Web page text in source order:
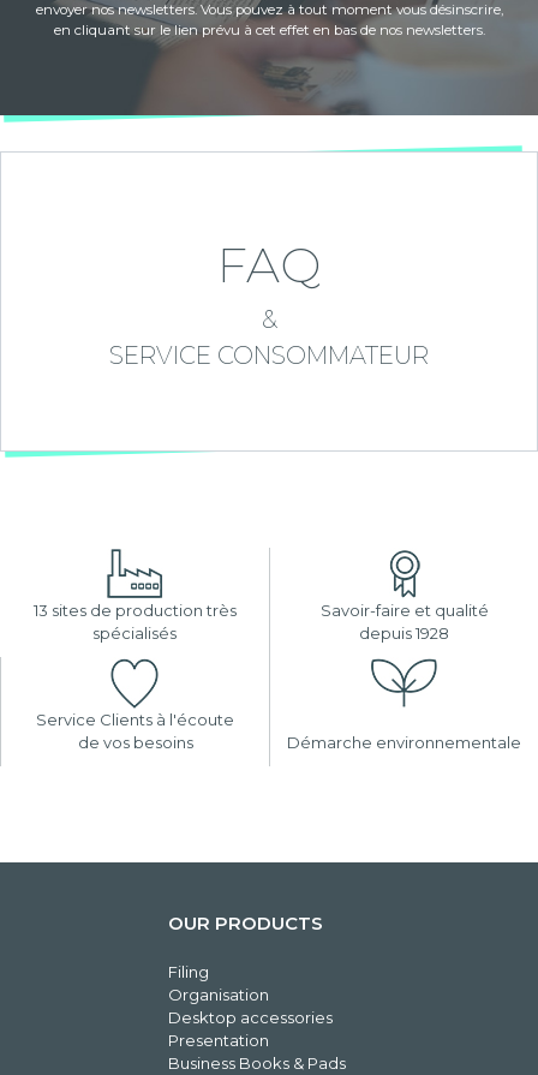
envoyer nos newsletters. Vous pouvez à tout moment vous désinscrire,
en cliquant sur le lien prévu à cet effet en bas de nos newsletters.
FAQ
&
SERVICE CONSOMMATEUR
13 sites de production très
spécialisés
Savoir-faire et qualité
depuis 1928
Service Clients à l'écoute
de vos besoins
Démarche environnementale
OUR PRODUCTS
Filing
Organisation
Desktop accessories
Presentation
Business Books & Pads